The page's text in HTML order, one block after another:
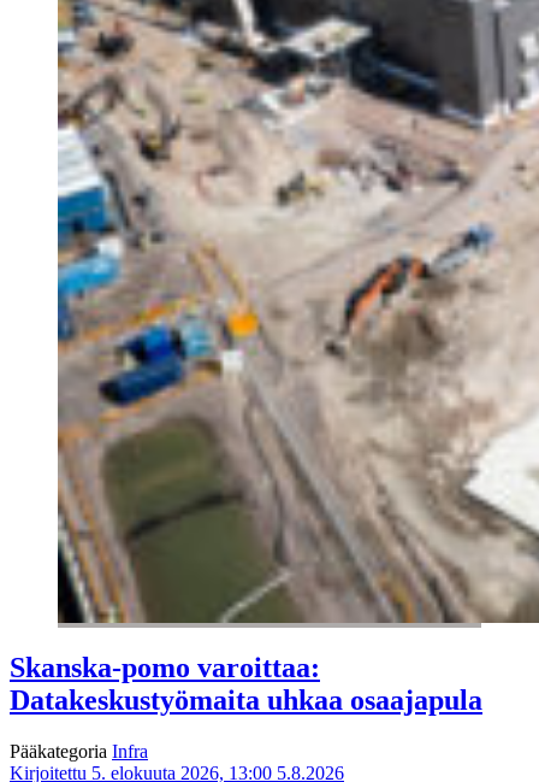
Skanska-pomo varoittaa:
Datakeskustyömaita uhkaa osaajapula
Pääkategoria Infra
Kirjoitettu 5. elokuuta 2026, 13:00 5.8.2026